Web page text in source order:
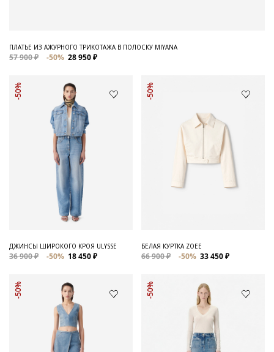
ПЛАТЬЕ ИЗ АЖУРНОГО ТРИКОТАЖА В ПОЛОСКУ MIYANA
57 900 ₽ -50% 28 950 ₽
-50%
ДЖИНСЫ ШИРОКОГО КРОЯ ULYSSE
36 900 ₽ -50% 18 450 ₽
-50%
БЕЛАЯ КУРТКА ZOEE
66 900 ₽ -50% 33 450 ₽
-50% -50%